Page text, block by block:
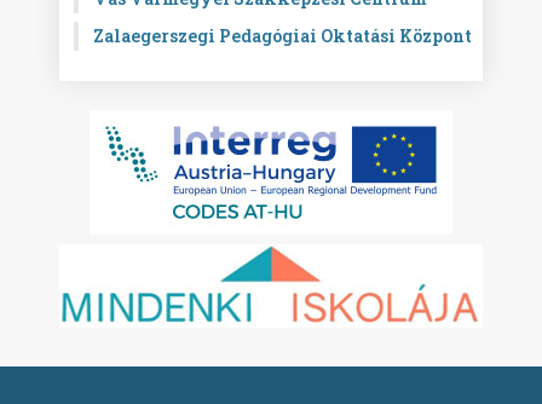
Zalaegerszegi Pedagógiai Oktatási Központ